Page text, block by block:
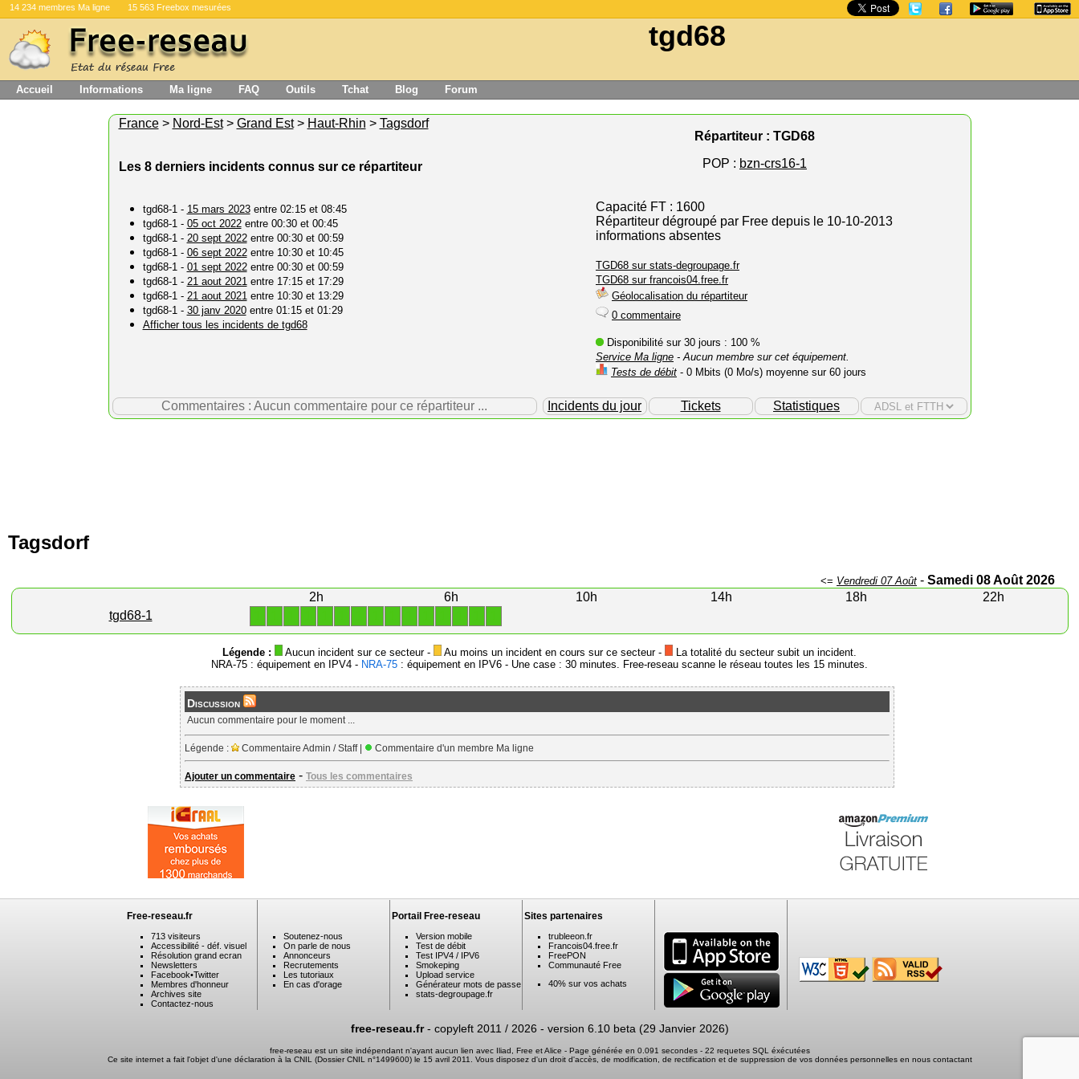
14 234 membres Ma ligne 15 563 Freebox mesurées
tgd68
Accueil Informations Ma ligne FAQ Outils Tchat Blog Forum
France> Nord-Est> Grand Est> Haut-Rhin > Tagsdorf
Les 8 derniers incidents connus sur ce répartiteur
tgd68-1 - 15 mars 2023entre 02:15 et 08:45
tgd68-1 - 05 oct 2022entre 00:30 et 00:45
tgd68-1 - 20 sept 2022entre 00:30 et 00:59
tgd68-1 - 06 sept 2022entre 10:30 et 10:45
tgd68-1 - 01 sept 2022entre 00:30 et 00:59
tgd68-1 - 21 aout 2021entre 17:15 et 17:29
tgd68-1 - 21 aout 2021entre 10:30 et 13:29
tgd68-1 - 30 janv 2020entre 01:15 et 01:29
Afficher tous les incidents de tgd68
Répartiteur : TGD68
POP : bzn-crs16-1
Capacité FT : 1600
Répartiteur dégroupé par Free depuis le 10-10-2013
informations absentes
TGD68 sur stats-degroupage.fr
TGD68 sur francois04.free.fr
Géolocalisation du répartiteur
0 commentaire
Disponibilité sur 30 jours : 100 %
Service Ma ligne - Aucun membre sur cet équipement.
Tests de débit - 0 Mbits (0 Mo/s) moyenne sur 60 jours
Commentaires : Aucun commentaire pour ce répartiteur ... Incidents du jour Tickets Statistiques
Tagsdorf
<= Vendredi 07 Août - Samedi 08 Août 2026
2h
6h 10h 14h 18h
22h
tgd68-1
Légende : Aucun incident sur ce secteur - Au moins un incident en cours sur ce secteur -
La totalité du secteur subit un incident.
NRA-75 : équipement en IPV4 - NRA-75 : équipement en IPV6 - Une case : 30 minutes. Free-reseau scanne le réseau toutes les 15 minutes.
Discussion
Aucun commentaire pour le moment ...
Légende : Commentaire Admin / Staff | Commentaire d'un membre Ma ligne
Ajouter un commentaire - Tous les commentaires
Free-reseau.fr
713 visiteurs
Accessibilité - déf. visuel
Résolution grand ecran
Newsletters
Facebook•Twitter
Membres d'honneur
Archives site
Contactez-nous
Soutenez-nous
On parle de nous
Annonceurs
Recrutements
Les tutoriaux
En cas d'orage
Portail Free-reseau
Version mobile
Test de débit
Test IPV4 / IPV6
Smokeping
Upload service
Générateur mots de passe
stats-degroupage.fr
Sites partenaires
trubleeon.fr
Francois04.free.fr
FreePON
Communauté Free
40% sur vos achats
free-reseau.fr- copyleft 2011 / 2026 - version 6.10 beta (29 Janvier 2026)
free-reseau est un site indépendant n'ayant aucun lien avec Iliad, Free et Alice - Page générée en 0.091 secondes - 22 requetes SQL éxécutées
Ce site internet a fait l'objet d'une déclaration à la CNIL (Dossier CNIL n°1499600) le 15 avril 2011. Vous disposez d'un droit d'accès, de modification, de rectification et de suppression de vos données personnelles en nous contactant